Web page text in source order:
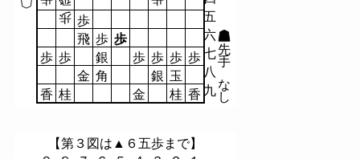
五
六
七
八
九
歩 歩
飛 歩 歩
歩 歩 銀 歩 歩 歩 歩
金 角 銀 玉
香 桂 金 桂 香 し
な
手
先
【第３図は▲６五歩まで】